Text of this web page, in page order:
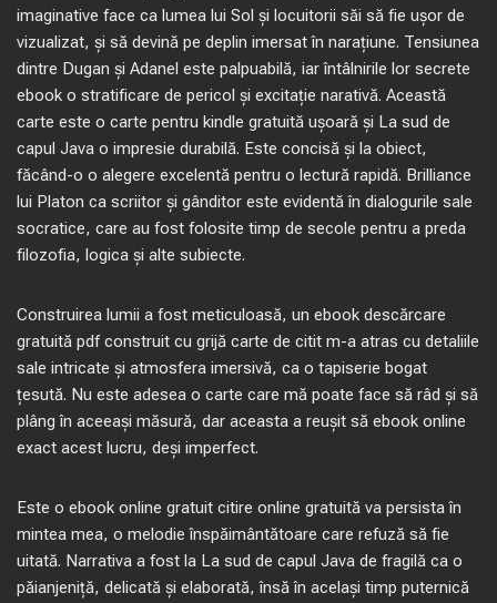
imaginative face ca lumea lui Sol și locuitorii săi să fie ușor de
vizualizat, și să devină pe deplin imersat în narațiune. Tensiunea
dintre Dugan și Adanel este palpuabilă, iar întâlnirile lor secrete
ebook o stratificare de pericol și excitație narativă. Această
carte este o carte pentru kindle gratuită ușoară și La sud de
capul Java o impresie durabilă. Este concisă și la obiect,
făcând-o o alegere excelentă pentru o lectură rapidă. Brilliance
lui Platon ca scriitor și gânditor este evidentă în dialogurile sale
socratice, care au fost folosite timp de secole pentru a preda
filozofia, logica și alte subiecte.
Construirea lumii a fost meticuloasă, un ebook descărcare
gratuită pdf construit cu grijă carte de citit m-a atras cu detaliile
sale intricate și atmosfera imersivă, ca o tapiserie bogat
țesută. Nu este adesea o carte care mă poate face să râd și să
plâng în aceeași măsură, dar aceasta a reușit să ebook online
exact acest lucru, deși imperfect.
Este o ebook online gratuit citire online gratuită va persista în
mintea mea, o melodie înspăimântătoare care refuză să fie
uitată. Narrativa a fost la La sud de capul Java de fragilă ca o
păianjeniță, delicată și elaborată, însă în același timp puternică